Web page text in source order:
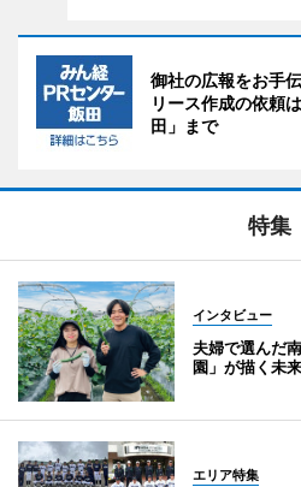
御社の広報をお手
リース作成の依頼
田」まで
特集
インタビュー
夫婦で選んだ
園」が描く未来
エリア特集